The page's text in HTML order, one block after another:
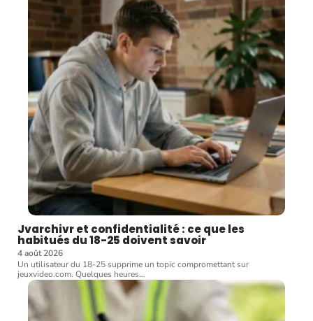
Jvarchivr et confidentialité : ce que les
habitués du 18-25 doivent savoir
4 août 2026
Un utilisateur du 18-25 supprime un topic compromettant sur
jeuxvideo.com. Quelques heures…